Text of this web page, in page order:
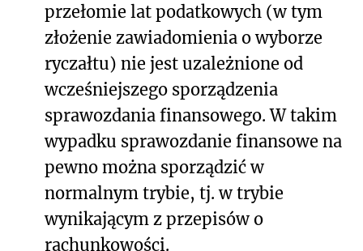
przełomie lat podatkowych (w tym
złożenie zawiadomienia o wyborze
ryczałtu) nie jest uzależnione od
wcześniejszego sporządzenia
sprawozdania finansowego. W takim
wypadku sprawozdanie finansowe na
pewno można sporządzić w
normalnym trybie, tj. w trybie
wynikającym z przepisów o
rachunkowości.